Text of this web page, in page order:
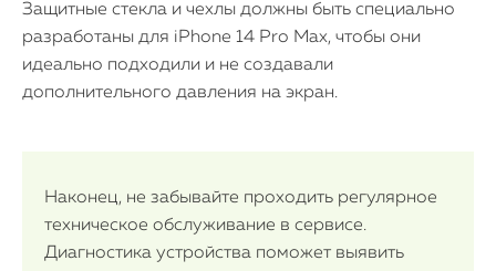
Защитные стекла и чехлы должны быть специально
разработаны для iPhone 14 Pro Max, чтобы они
идеально подходили и не создавали
дополнительного давления на экран.
Наконец, не забывайте проходить регулярное
техническое обслуживание в сервисе.
Диагностика устройства поможет выявить